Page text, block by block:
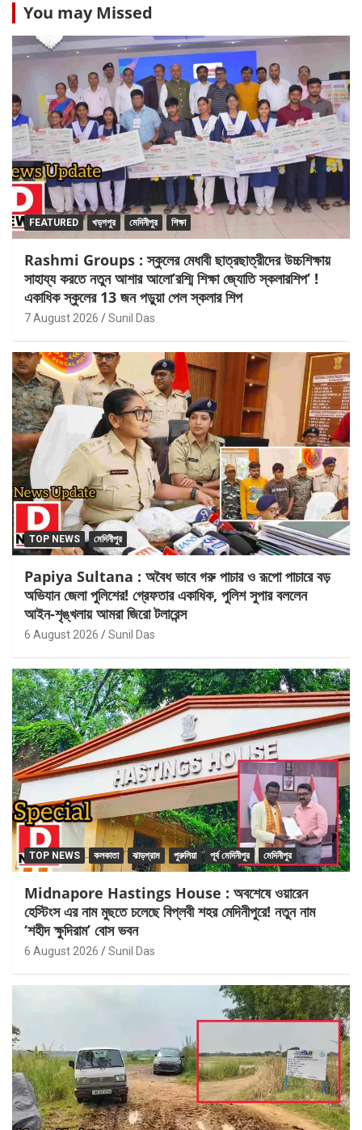
You may Missed
FEATURED খড়্গপুর মেদিনীপুর শিক্ষা
Rashmi Groups : স্কুলের মেধাবী ছাত্রছাত্রীদের উচ্চশিক্ষায়
সাহায্য করতে নতুন আশার আলো’রশ্মি শিক্ষা জ্যোতি স্কলারশিপ’ !
একাধিক স্কুলের 13 জন পড়ুয়া পেল স্কলার শিপ
7 August 2026 Sunil Das
TOP NEWS মেদিনীপুর
Papiya Sultana : অবৈধ ভাবে গরু পাচার ও রূপো পাচারে বড়
অভিযান জেলা পুলিশের! গ্রেফতার একাধিক, পুলিশ সুপার বললেন
আইন-শৃঙ্খলায় আমরা জিরো টলারেন্স
6 August 2026 Sunil Das
TOP NEWS কলকাতা ঝাড়গ্রাম পুরুলিয়া পূর্ব মেদিনীপুর মেদিনীপুর
Midnapore Hastings House : অবশেষে ওয়ারেন
হেস্টিংস এর নাম মুছতে চলেছে বিপ্লবী শহর মেদিনীপুরে! নতুন নাম
‘শহীদ ক্ষুদিরাম’ বোস ভবন
6 August 2026 Sunil Das